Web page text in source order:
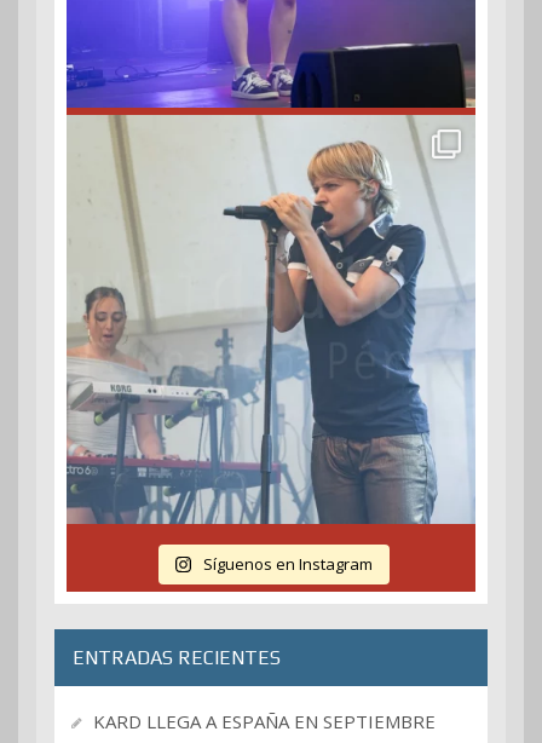
Síguenos en Instagram
ENTRADAS RECIENTES
KARD LLEGA A ESPAÑA EN SEPTIEMBRE